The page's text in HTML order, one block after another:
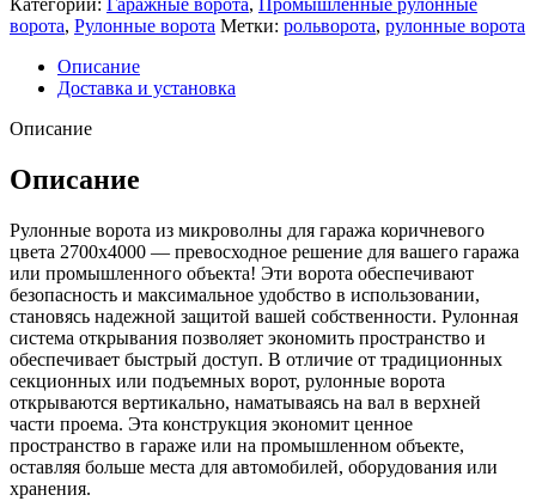
Категории: Гаражные ворота, Промышленные рулонные
ворота, Рулонные ворота Метки: рольворота, рулонные ворота
Описание
Доставка и установка
Описание
Описание
Рулонные ворота из микроволны для гаража коричневого
цвета 2700х4000 — превосходное решение для вашего гаража
или промышленного объекта! Эти ворота обеспечивают
безопасность и максимальное удобство в использовании,
становясь надежной защитой вашей собственности. Рулонная
система открывания позволяет экономить пространство и
обеспечивает быстрый доступ. В отличие от традиционных
секционных или подъемных ворот, рулонные ворота
открываются вертикально, наматываясь на вал в верхней
части проема. Эта конструкция экономит ценное
пространство в гараже или на промышленном объекте,
оставляя больше места для автомобилей, оборудования или
хранения.